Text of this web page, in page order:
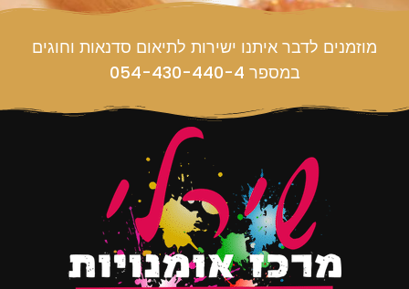
מוזמנים לדבר איתנו ישירות לתיאום סדנאות וחוגים
במספר 054-430-440-4